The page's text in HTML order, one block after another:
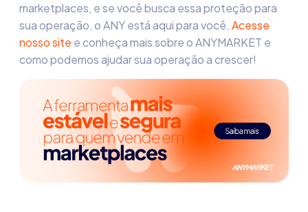
marketplaces, e se você busca essa proteção para
sua operação, o ANY está aqui para você. Acesse
nosso site e conheça mais sobre oANYMARKET e
como podemos ajudar sua operação a crescer!